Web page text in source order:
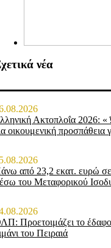
νέα
Ακτοπλοΐα 2026:
οικουμενική
από 23,2 εκατ. ευρώ σε
του Μεταφορικού
Προετοιμάζει το
του Πειραιά